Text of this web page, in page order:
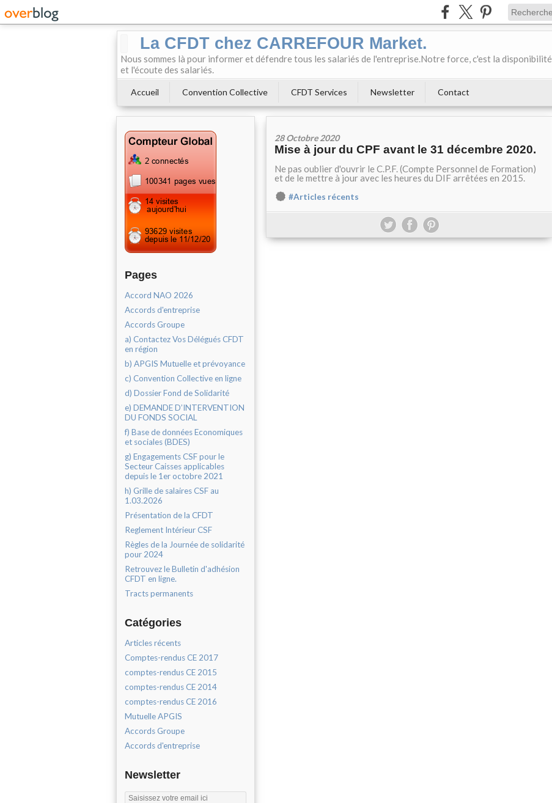
La CFDT chez CARREFOUR Market.
Nous sommes là pour informer et défendre tous les salariés de l'entreprise.Notre force, c'est la disponibilité
et l'écoute des salariés.
Accueil Convention Collective CFDT Services Newsletter Contact
Pages
Accord NAO 2026
Accords d'entreprise
Accords Groupe
a) Contactez Vos Délégués CFDT
en région
b) APGIS Mutuelle et prévoyance
c) Convention Collective en ligne
d) Dossier Fond de Solidarité
e) DEMANDE D’INTERVENTION
DU FONDS SOCIAL
f) Base de données Economiques
et sociales (BDES)
g) Engagements CSF pour le
Secteur Caisses applicables
depuis le 1er octobre 2021
h) Grille de salaires CSF au
1.03.2026
Présentation de la CFDT
Reglement Intérieur CSF
Règles de la Journée de solidarité
pour 2024
Retrouvez le Bulletin d'adhésion
CFDT en ligne.
Tracts permanents
Catégories
Articles récents
Comptes-rendus CE 2017
comptes-rendus CE 2015
comptes-rendus CE 2014
comptes-rendus CE 2016
Mutuelle APGIS
Accords Groupe
Accords d'entreprise
Newsletter
28 Octobre 2020
Mise à jour du CPF avant le 31 décembre 2020.
Ne pas oublier d'ouvrir le C.P.F. (Compte Personnel de Formation)
et de le mettre à jour avec les heures du DIF arrêtées en 2015.
#Articles récents